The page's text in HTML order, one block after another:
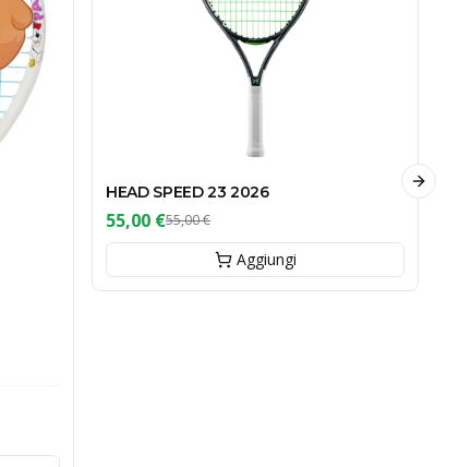
HEAD SPEED 23 2026
55,00 €55,00 €
Aggiungi
Next